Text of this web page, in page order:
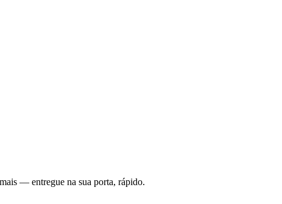
— entregue na sua porta, rápido.